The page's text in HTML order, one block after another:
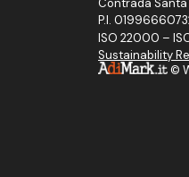
Contrada Santa
P.I.
ISO 22000 –
Sustainability
©